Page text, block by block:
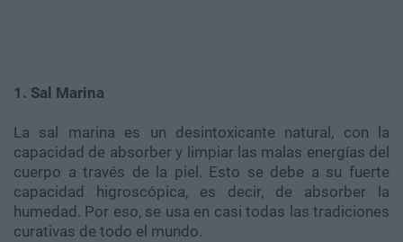
1. Sal Marina
La sal marina es un desintoxicante natural, con la
capacidad de absorber y limpiar las malas energías del
cuerpo a través de la piel. Esto se debe a su fuerte
capacidad higroscópica, es decir, de absorber la
humedad. Por eso, se usa en casi todas las tradiciones
curativas de todo el mundo.